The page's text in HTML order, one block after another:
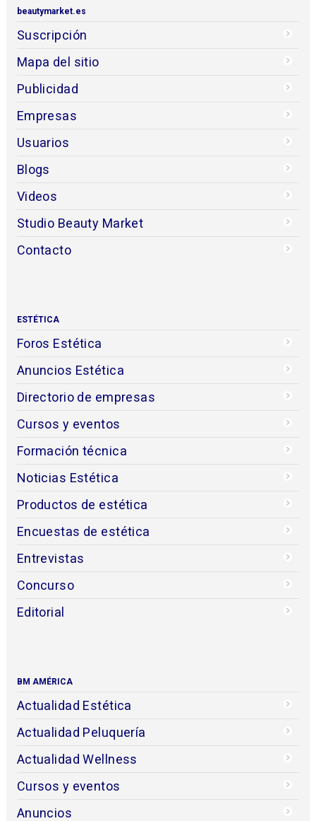
beautymarket.es
Suscripción
Mapa del sitio
Publicidad
Empresas
Usuarios
Blogs
Videos
Studio Beauty Market
Contacto
ESTÉTICA
Foros Estética
Anuncios Estética
Directorio de empresas
Cursos y eventos
Formación técnica
Noticias Estética
Productos de estética
Encuestas de estética
Entrevistas
Concurso
Editorial
BM AMÉRICA
Actualidad Estética
Actualidad Peluquería
Actualidad Wellness
Cursos y eventos
Anuncios